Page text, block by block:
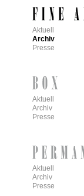
Aktuell
Archiv
Presse
Aktuell
Archiv
Presse
Aktuell
Archiv
Presse